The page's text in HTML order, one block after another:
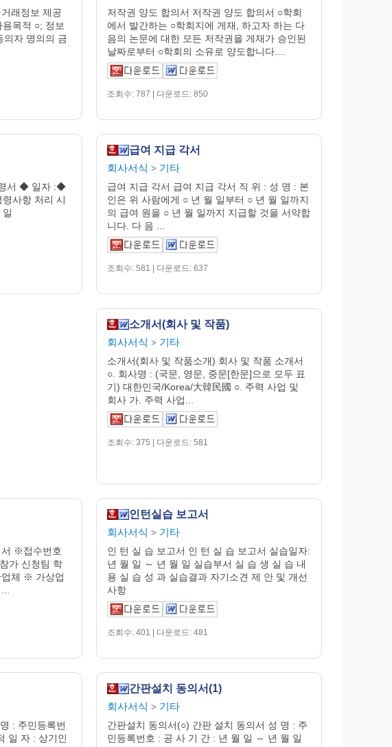
래정보 제공
목적 ○; 정보
의자 명의의 금
저작권 양도 합의서 저작권 양도 합의서 ○학회
에서 발간하는 ○학회지에 게재, 하고자 하는 다
음의 논문에 대한 모든 저작권을 게재가 승인된
날짜로부터 ○학회의 소유로 양도합니다....
조회수: 787 | 다운로드: 850
령서 ◆ 일자 :◆
사항 처리 시
급여 지급 각서
회사서식 > 기타
급여 지급 각서 급여 지급 각서 직 위 : 성 명 : 본
인은 위 사람에게 ○ 년 월 일부터 ○ 년 월 일까지
의 급여 원을 ○ 년 월 일까지 지급할 것을 서약합
니다. 다 음 ...
조회수: 581 | 다운로드: 637
소개서(회사 및 작품)
회사서식 > 기타
소개서(회사 및 작품소개) 회사 및 작품 소개서
○. 회사명 : (국문, 영문, 중문[한문]으로 모두 표
기) 대한민국/Korea/大韓民國 ○. 주력 사업 및
회사 가. 주력 사업...
조회수: 375 | 다운로드: 581
서 ※접수번호
가 신청팀 학
업체 ※ 가상업
인턴실습 보고서
회사서식 > 기타
인 턴 실 습 보고서 인 턴 실 습 보고서 실습일자:
년 월 일 ～ 년 월 일 실습부서 실 습 생 실 습 내
용 실 습 성 과 실습결과 자기소견 제 안 및 개선
사항
조회수: 401 | 다운로드: 481
: 주민등록번
일 자 : 상기인
간판설치 동의서(1)
회사서식 > 기타
간판설치 동의서(○) 간판 설치 동의서 성 명 : 주
민등록번호 : 공 사 기 간 : 년 월 일 ～ 년 월 일